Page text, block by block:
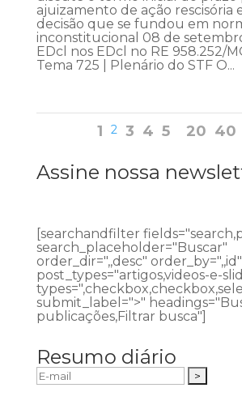
ajuizamento de ação rescisória
decisão que se fundou em
inconstitucional 08 de
EDcl nos EDcl no RE 958.252/
Tema 725 | Plenário do STF O...
1 2 3 4 5 20 40
Assine nossa
[searchandfilter
search_placeholder="Buscar"
order_dir=",,desc" order_by=",,id"
post_types="artigos,videos-e-
submit_label=">"
publicações,Filtrar busca"]
Resumo diário